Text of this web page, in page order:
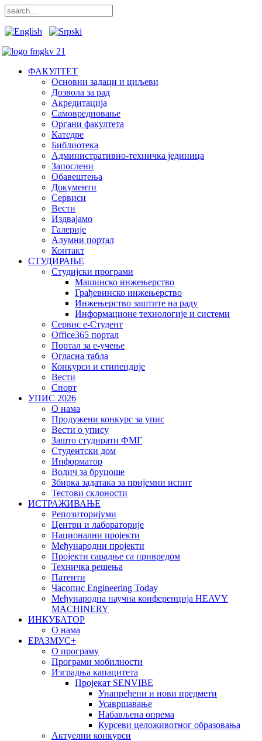
ФАКУЛТЕТ
Основни задаци и циљеви
Дозвола за рад
Акредитација
Самовредновање
Органи факултета
Катедре
Библиотека
Административно-техничка јединица
Запослени
Обавештења
Документи
Сервиси
Вести
Издвајамо
Галерије
Алумни портал
Контакт
СТУДИРАЊЕ
Студијски програми
Машинско инжењерство
Грађевинско инжењерство
Инжењерство заштите на раду
Информационе технологије и системи
Сервис е-Студент
Office365 портал
Портал за е-учење
Огласна табла
Конкурси и стипендије
Вести
Спорт
УПИС 2026
О нама
Продужени конкурс за упис
Вести о упису
Зашто студирати ФМГ
Студентски дом
Информатор
Водич за бруцоше
Збиркa задатака за пријемни испит
Тестови склоности
ИСТРАЖИВАЊЕ
Репозиторијуми
Центри и лабораторије
Национални пројекти
Међународни пројекти
Пројекти сарадње са привредом
Техничка решења
Патенти
Часопис Engineering Today
Међународна научна конференција HEAVY
MACHINERY
ИНКУБАТОР
О нама
EРАЗМУС+
О програму
Програми мобилности
Изградња капацитета
Пројекат SENVIBE
Унапређени и нови предмети
Усавршавање
Набављена опрема
Курсеви целоживотног образовања
Актуелни конкурси